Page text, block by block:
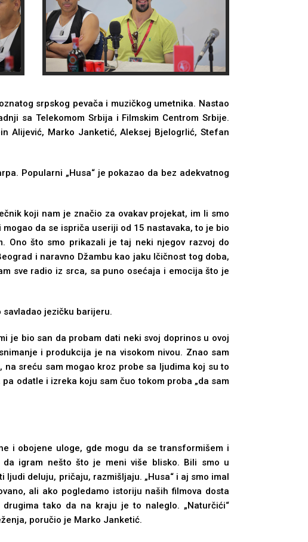
srpskog pevača i muzičkog umetnika. Nastao
sa Telekomom Srbija i Filmskim Centrom Srbije.
Alijević, Marko Janketić, Aleksej Bjelogrlić, Stefan
Popularni „Husa“ je pokazao da bez adekvatnog
koji nam je značio za ovakav projekat, im li smo
da se ispriča useriji od 15 nastavaka, to je bio
Ono što smo prikazali je taj neki njegov razvoj do
i naravno Džambu kao jaku lčičnost tog doba,
sve radio iz srca, sa puno osećaja i emocija što je
jezičku barijeru.
je bio san da probam dati neki svoj doprinos u ovoj
i produkcija je na visokom nivou. Znao sam
sreću sam mogao kroz probe sa lјudima koj su to
odatle i izreka koju sam čuo tokom proba „da sam
i obojene uloge, gde mogu da se transformišem i
igram nešto što je meni više blisko. Bili smo u
deluju, pričaju, razmišlјaju. „Husa“ i aj smo imal
ali ako pogledamo istoriju naših filmova dosta
tako da na kraju je to naleglo. „Naturčići“
poručio je Marko Janketić.